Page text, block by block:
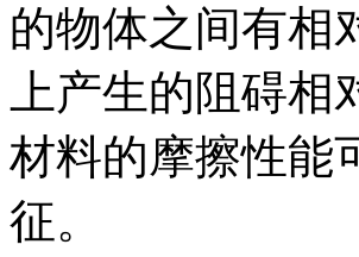
的物体之间有相
上产生的阻碍
材料的摩擦性能
征。